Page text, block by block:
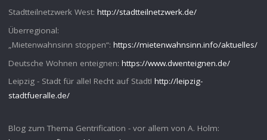
Stadtteilnetzwerk West: http://stadtteilnetzwerk.de/
Überregional:
„Mietenwahnsinn stoppen“: https://mietenwahnsinn.info/aktuelles/
Deutsche Wohnen enteignen: https://www.dwenteignen.de/
Leipzig - Stadt für alle! Recht auf Stadt! http://leipzig-
stadtfueralle.de/
Blog zum Thema Gentrification - vor allem von A. Holm: